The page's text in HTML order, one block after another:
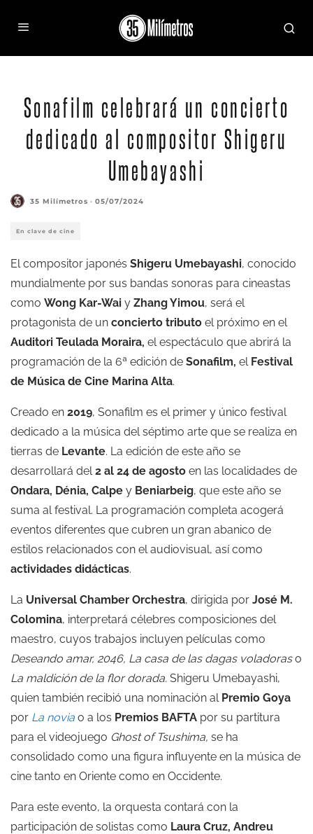
Sonafilm celebrará un concierto
dedicado al compositor Shigeru
Umebayashi
35 Milímetros · 05/07/2024
En clave de cine
El compositor japonés Shigeru Umebayashi, conocido
mundialmente por sus bandas sonoras para cineastas
como Wong Kar-Wai y Zhang Yimou, será el
protagonista de un concierto tributo el próximo en el
Auditori Teulada Moraira, el espectáculo que abrirá la
programación de la 6ª edición de Sonafilm, el Festival
de Música de Cine Marina Alta.
Creado en 2019, Sonafilm es el primer y único festival
dedicado a la música del séptimo arte que se realiza en
tierras de Levante. La edición de este año se
desarrollará del2 al 24 de agosto en las localidades de
Ondara, Dénia, Calpe y Beniarbeig, que este año se
suma al festival. La programación completa acogerá
eventos diferentes que cubren un gran abanico de
estilos relacionados con el audiovisual, así como
actividades didácticas.
La Universal Chamber Orchestra, dirigida por José M.
Colomina, interpretará célebres composiciones del
maestro, cuyos trabajos incluyen películas como
Deseando amar, 2046, La casa de las dagas voladoraso
La maldición de la flor dorada. Shigeru Umebayashi,
quien también recibió una nominación al Premio Goya
por La novia o a los Premios BAFTA por su partitura
para el videojuego Ghost of Tsushima, se ha
consolidado como una figura influyente en la música de
cine tanto en Oriente como en Occidente.
Para este evento, la orquesta contará con la
participación de solistas como Laura Cruz, Andreu